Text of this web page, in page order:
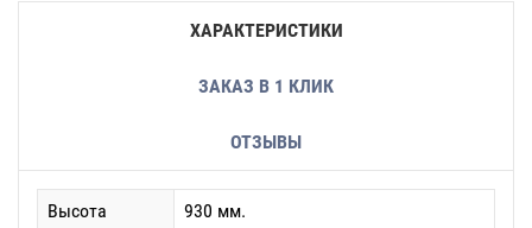
ХАРАКТЕРИСТИКИ
ЗАКАЗ В 1 КЛИК
ОТЗЫВЫ
Высота
930 мм.